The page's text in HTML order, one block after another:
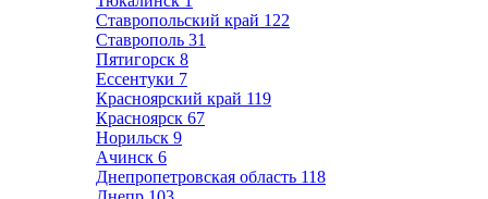
Ставропольский край 122
Ставрополь 31
Пятигорск 8
Ессентуки 7
Красноярский край 119
Красноярск 67
Норильск 9
Ачинск 6
Днепропетровская область 118